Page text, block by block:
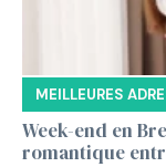
MEILLEURES
Week-end en
romantique